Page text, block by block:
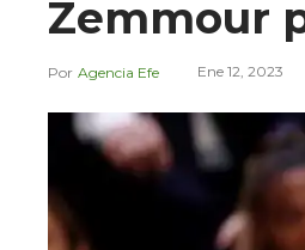
Zemmour
Agencia Efe Ene 12, 2023